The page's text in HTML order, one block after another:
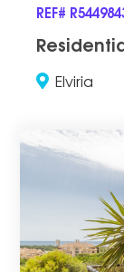
REF#
Elviria